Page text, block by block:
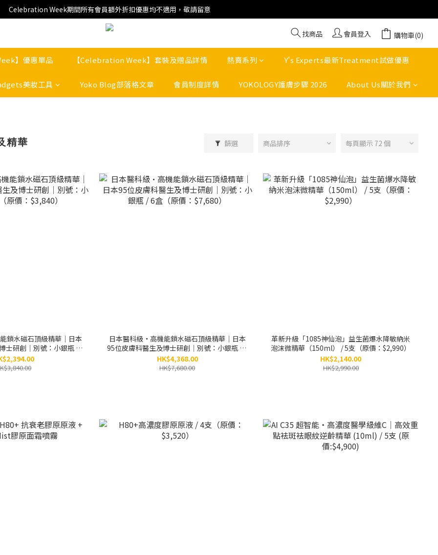
Celebration Week期間所有會員額外折扣優惠均不適用，敬請留意
找商品 會員登入 購物車(0)
】優惠單品 【Celebration Week】套裝及贈品詳情 熱賣系列 Y's Experts最新Treatment試做優惠
美妝工具 Yoko Blog部落格文章 會員制度詳情 YOKOLOGY護膚步驟 2026 About Us關於我們
精華 篩選 商品排序 每頁顯示 72 個
鎖水磁石頂級精華｜日本
士研創｜別號：小銀瓶 / 3
價：$3,840）
日本醫科級•高機能鎖水磁石頂級精華｜日本
95位皮膚科醫生及博士研創｜別號：小銀瓶 / 6
盒（原價：$7,680）
HK$4,368.00
HK$7,680.00
革新升級「1085神仙泡」益生菌爆水降敏納米
泡沫微精華（150ml） / 5支（原價：$2,990）
HK$2,140.00
HK$2,990.00